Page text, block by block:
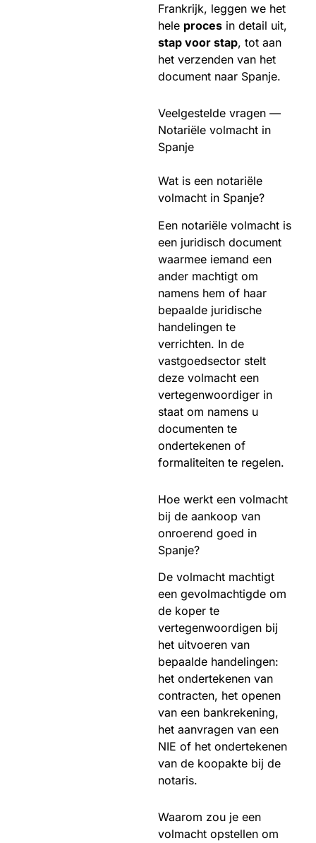
Frankrijk, leggen we het
hele proces in detail uit,
stap voor stap, tot aan
het verzenden van het
document naar Spanje.
Veelgestelde vragen —
Notariële volmacht in
Spanje
Wat is een notariële
volmacht in Spanje?
Een notariële volmacht is
een juridisch document
waarmee iemand een
ander machtigt om
namens hem of haar
bepaalde juridische
handelingen te
verrichten. In de
vastgoedsector stelt
deze volmacht een
vertegenwoordiger in
staat om namens u
documenten te
ondertekenen of
formaliteiten te regelen.
Hoe werkt een volmacht
bij de aankoop van
onroerend goed in
Spanje?
De volmacht machtigt
een gevolmachtigde om
de koper te
vertegenwoordigen bij
het uitvoeren van
bepaalde handelingen:
het ondertekenen van
contracten, het openen
van een bankrekening,
het aanvragen van een
NIE of het ondertekenen
van de koopakte bij de
notaris.
Waarom zou je een
volmacht opstellen om